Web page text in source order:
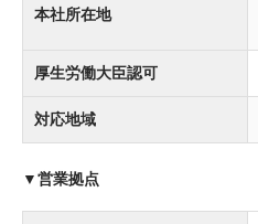
本社所在地
厚生労働大臣認可
対応地域
▼営業拠点